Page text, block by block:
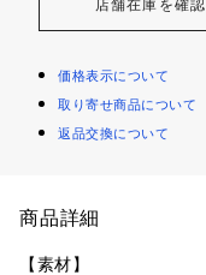
店舗在庫を確認
価格表示について
取り寄せ商品について
返品交換について
商品詳細
【素材】